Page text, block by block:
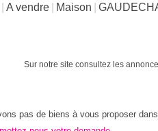
A vendre Maison
Sur notre site consultez les
pas de biens à vous proposer